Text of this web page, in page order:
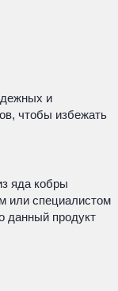
и
чтобы избежать
яда кобры
или специалистом
данный продукт